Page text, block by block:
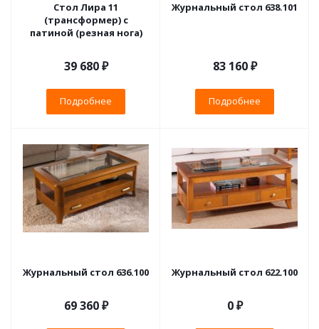
Стол Лира 11
(трансформер) с
патиной (резная нога)
39 680 ₽
Подробнее
Журнальный стол 638.101
83 160 ₽
Подробнее
Журнальный стол 636.100
69 360 ₽
Журнальный стол 622.100
0 ₽